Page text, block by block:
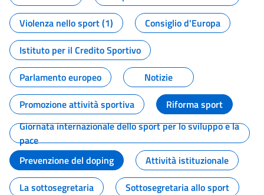
Violenza nello sport (1)
Consiglio d'Europa
Istituto per il Credito Sportivo
Parlamento europeo
Notizie
Promozione attività sportiva
Riforma sport
Giornata internazionale dello sport per lo sviluppo e la
pace
Prevenzione del doping
Attività istituzionale
La sottosegretaria
Sottosegretaria allo sport